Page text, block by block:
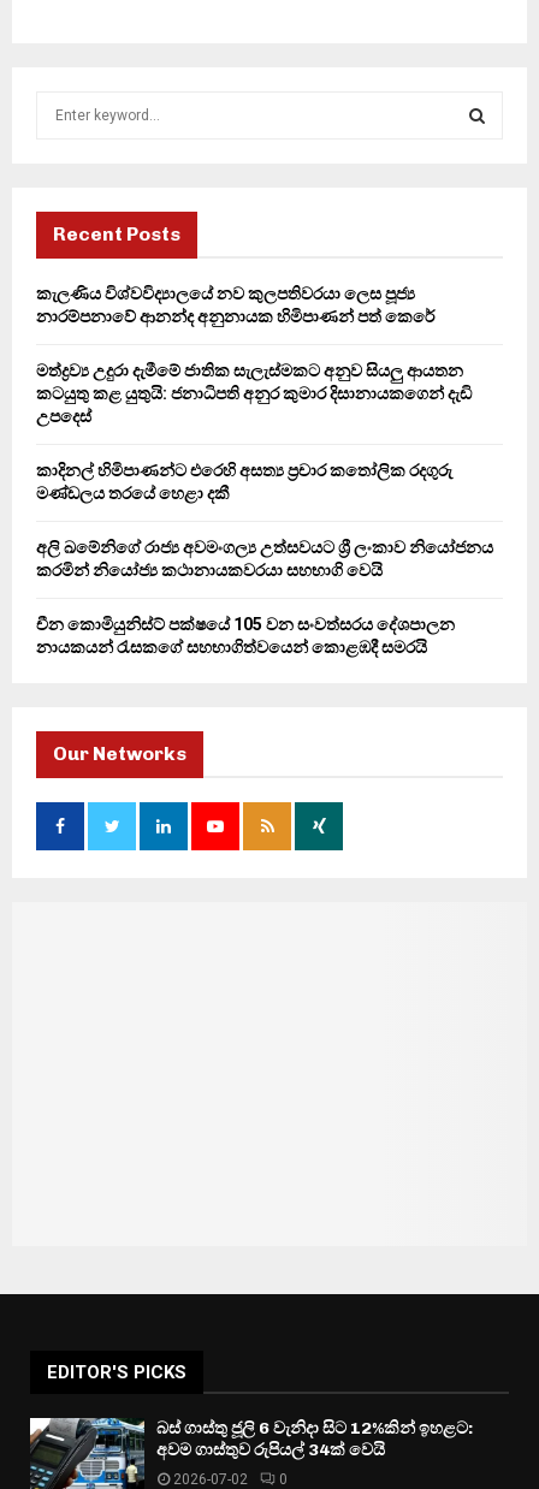
f
r
H
Recent Posts
කැලණිය විශ්වවිද්‍යාලයේ නව කුලපතිවරයා ලෙස පූජ්‍ය
නාරම්පනාවේ ආනන්ද අනුනායක හිමිපාණන් පත් කෙරේ
මත්ද්‍රව්‍ය උදුරා දැමීමේ ජාතික සැලැස්මකට අනුව සියලු ආයතන
කටයුතු කළ යුතුයි: ජනාධිපති අනුර කුමාර දිසානායකගෙන් දැඩි
උපදෙස්
කාදිනල් හිමිපාණන්ට එරෙහි අසත්‍ය ප්‍රචාර කතෝලික රදගුරු
මණ්ඩලය තරයේ හෙළා දකී
අලි ඛමේනිගේ රාජ්‍ය අවමංගල්‍ය උත්සවයට ශ්‍රී ලංකාව නියෝජනය
කරමින් නියෝජ්‍ය කථානායකවරයා සහභාගි වෙයි
චීන කොමියුනිස්ට් පක්ෂයේ 105 වන සංවත්සරය දේශපාලන
නායකයන් රැසකගේ සහභාගිත්වයෙන් කොළඹදී සමරයි
Our Networks
EDITOR'S PICKS
බස් ගාස්තු ජූලි 6 වැනිදා සිට 12%කින් ඉහළට:
අවම ගාස්තුව රුපියල් 34ක් වෙයි
2026-07-02 0